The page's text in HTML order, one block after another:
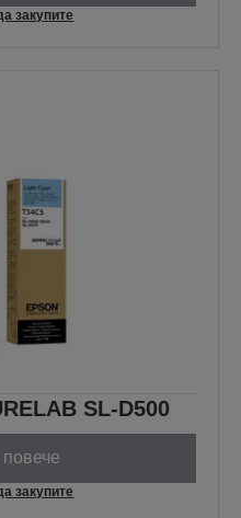
закупите
SL-D500
повече
закупите